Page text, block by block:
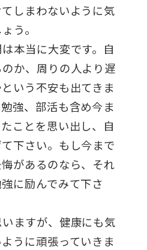
しまわないように気
う。
本当に大変です。自
か、周りの人より遅
いう不安も出てきま
強、部活も含め今ま
ことを思い出し、自
下さい。もし今まで
があるのなら、それ
に励んでみて下さ
ますが、健康にも気
うに頑張っていきま